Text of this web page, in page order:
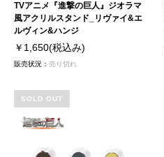
TVアニメ『進撃の巨人』ジオラマ
風アクリルスタンド_リヴァイ&エ
ルヴィン&ハンジ
￥1,650(税込み)
販売状況： 売り切れ
SOLD OUT